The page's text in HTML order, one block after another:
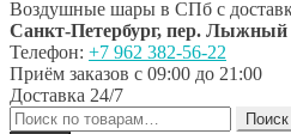
Воздушные шары в СПб с
Санкт-Петербург, пер. Лыжный
Телефон: +7 962 382-56-22
Приём заказов с 09:00 до 21:00
Доставка 24/7
Искать:
Поиск